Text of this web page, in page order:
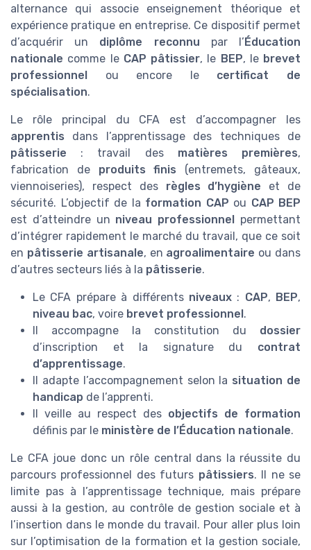
alternance qui associe enseignement théorique et
expérience pratique en entreprise. Ce dispositif permet
d’acquérir un diplôme reconnu par l’Éducation
nationale comme le CAP pâtissier, le BEP, le brevet
professionnel ou encore le certificat de
spécialisation.
Le rôle principal du CFA est d’accompagner les
apprentis dans l’apprentissage des techniques de
pâtisserie : travail des matières premières,
fabrication de produits finis (entremets, gâteaux,
viennoiseries), respect des règles d’hygiène et de
sécurité. L’objectif de la formation CAP ou CAP BEP
est d’atteindre un niveau professionnel permettant
d’intégrer rapidement le marché du travail, que ce soit
en pâtisserie artisanale, en agroalimentaire ou dans
d’autres secteurs liés à la pâtisserie.
Le CFA prépare à différents niveaux: CAP, BEP,
niveau bac, voire brevet professionnel.
Il accompagne la constitution du dossier
d’inscription et la signature du contrat
d’apprentissage.
Il adapte l’accompagnement selon la situation de
handicap de l’apprenti.
Il veille au respect des objectifs de formation
définis par le ministère de l’Éducation nationale.
Le CFA joue donc un rôle central dans la réussite du
parcours professionnel des futurs pâtissiers. Il ne se
limite pas à l’apprentissage technique, mais prépare
aussi à la gestion, au contrôle de gestion sociale et à
l’insertion dans le monde du travail. Pour aller plus loin
sur l’optimisation de la formation et la gestion sociale,